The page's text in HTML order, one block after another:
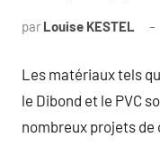
par Louise KESTEL
Les matériaux tels
le Dibond et le PVC
nombreux projets